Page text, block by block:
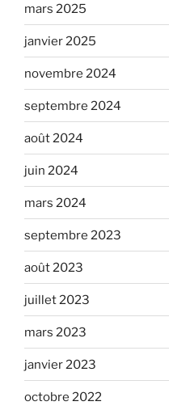
mars 2025
janvier 2025
novembre 2024
septembre 2024
août 2024
juin 2024
mars 2024
septembre 2023
août 2023
juillet 2023
mars 2023
janvier 2023
octobre 2022